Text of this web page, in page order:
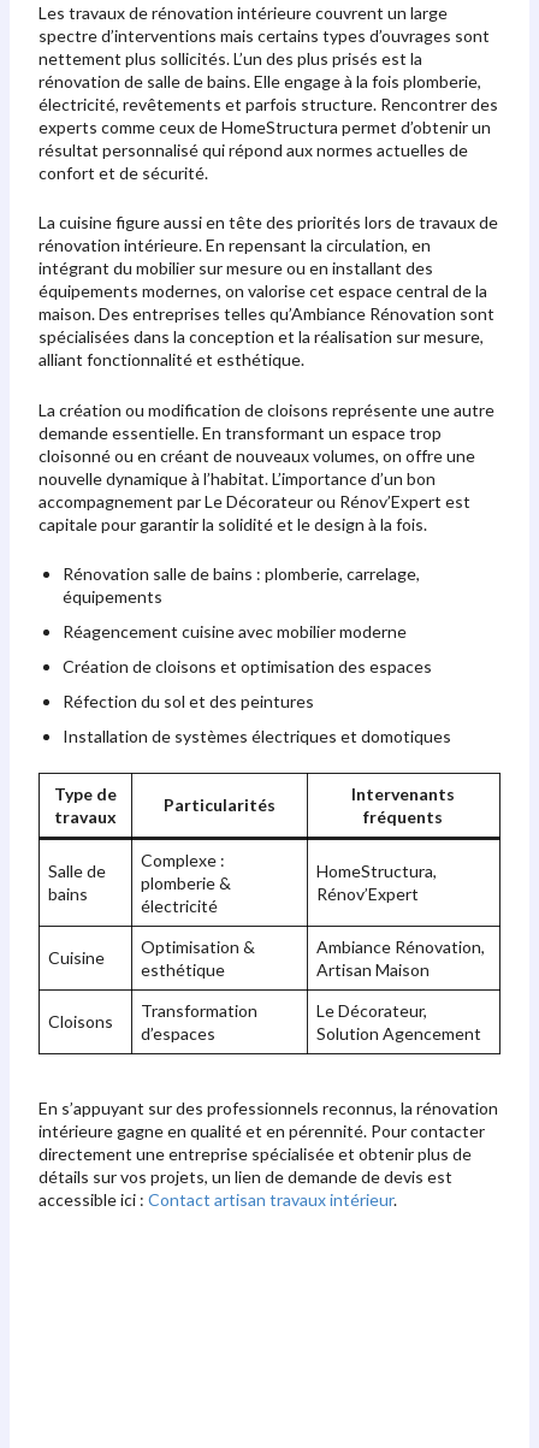
Les travaux de rénovation intérieure couvrent un large
spectre d’interventions mais certains types d’ouvrages sont
nettement plus sollicités. L’un des plus prisés est la
rénovation de salle de bains. Elle engage à la fois plomberie,
électricité, revêtements et parfois structure. Rencontrer des
experts comme ceux de HomeStructura permet d’obtenir un
résultat personnalisé qui répond aux normes actuelles de
confort et de sécurité.
La cuisine figure aussi en tête des priorités lors de travaux de
rénovation intérieure. En repensant la circulation, en
intégrant du mobilier sur mesure ou en installant des
équipements modernes, on valorise cet espace central de la
maison. Des entreprises telles qu’Ambiance Rénovation sont
spécialisées dans la conception et la réalisation sur mesure,
alliant fonctionnalité et esthétique.
La création ou modification de cloisons représente une autre
demande essentielle. En transformant un espace trop
cloisonné ou en créant de nouveaux volumes, on offre une
nouvelle dynamique à l’habitat. L’importance d’un bon
accompagnement par Le Décorateur ou Rénov’Expert est
capitale pour garantir la solidité et le design à la fois.
Rénovation salle de bains : plomberie, carrelage,
équipements
Réagencement cuisine avec mobilier moderne
Création de cloisons et optimisation des espaces
Réfection du sol et des peintures
Installation de systèmes électriques et domotiques
Type de
travaux
Particularités
Intervenants
fréquents
Salle de
bains
Complexe :
plomberie &
électricité
HomeStructura,
Rénov’Expert
Cuisine
Optimisation &
esthétique
Ambiance Rénovation,
Artisan Maison
Cloisons
Transformation
d’espaces
Le Décorateur,
Solution Agencement
En s’appuyant sur des professionnels reconnus, la rénovation
intérieure gagne en qualité et en pérennité. Pour contacter
directement une entreprise spécialisée et obtenir plus de
détails sur vos projets, un lien de demande de devis est
accessible ici : Contact artisan travaux intérieur.